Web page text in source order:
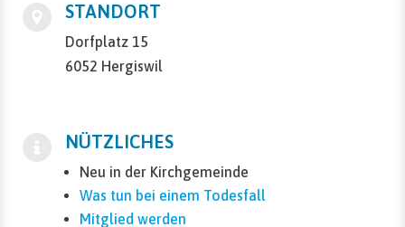
STANDORT
Dorfplatz 15
6052 Hergiswil
NÜTZLICHES
Neu in der Kirchgemeinde
Was tun bei einem Todesfall
Mitglied werden